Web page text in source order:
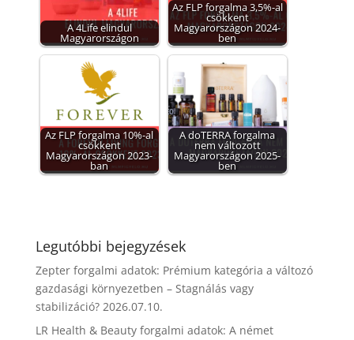
A 4Life elindul
Magyarországon
Az FLP forgalma 3,5%-al
csökkent
Magyarországon 2024-
ben
Az FLP forgalma 10%-al
csökkent
Magyarországon 2023-
ban
A doTERRA forgalma
nem változott
Magyarországon 2025-
ben
Legutóbbi bejegyzések
Zepter forgalmi adatok: Prémium kategória a változó
gazdasági környezetben – Stagnálás vagy
stabilizáció? 2026.07.10.
LR Health & Beauty forgalmi adatok: A német